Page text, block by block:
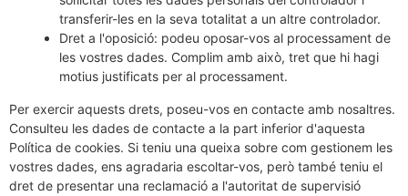
transferir-les en la seva totalitat a un altre controlador.
Dret a l'oposició: podeu oposar-vos al processament de
les vostres dades. Complim amb això, tret que hi hagi
motius justificats per al processament.
Per exercir aquests drets, poseu-vos en contacte amb nosaltres.
Consulteu les dades de contacte a la part inferior d'aquesta
Política de cookies. Si teniu una queixa sobre com gestionem les
vostres dades, ens agradaria escoltar-vos, però també teniu el
dret de presentar una reclamació a l'autoritat de supervisió